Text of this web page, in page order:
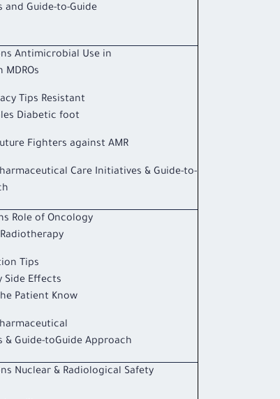
and Guide-to-Guide
Antimicrobial Use in
Tips Resistant
Diabetic foot
Fighters against AMR
Care Initiatives & Guide-to-
Role of Oncology
Tips
Effects –
Patient Know
& Guide-toGuide Approach
Nuclear & Radiological Safety